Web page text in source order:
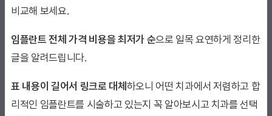
비교해 보세요.
임플란트 전체 가격 비용을 최저가 순으로 일목 요연하게 정리한
글을 알려드립니다.
표 내용이 길어서 링크로 대체 하오니 어떤 치과에서 저렴하고 합
리적인 임플란트를 시술하고 있는지 꼭 알아보시고 치과를 선택